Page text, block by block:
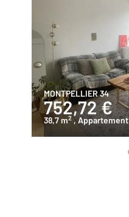
MONTPELLIER 34
752,72 €
38,7 m2 , Appartement